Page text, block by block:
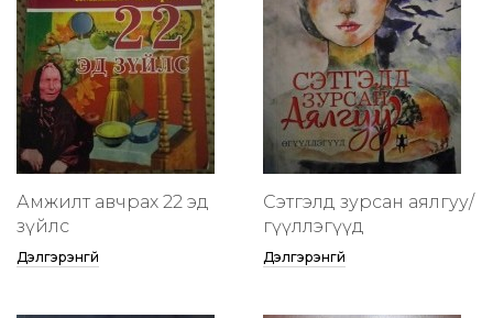
Амжилт авчрах 22 эд
зүйлс
Дэлгэрэнгүй
Сэтгэлд зурсан аялгуу/
өгүүллэгүүд
Дэлгэрэнгүй